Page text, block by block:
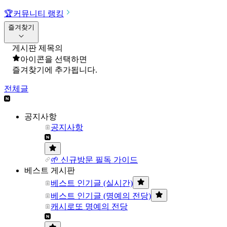
🏆커뮤니티 랭킹
즐겨찾기
게시판 제목의
아이콘을 선택하면
즐겨찾기에 추가됩니다.
전체글
공지사항
공지사항
🌱 신규방문 필독 가이드
베스트 게시판
베스트 인기글 (실시간)
베스트 인기글 (명예의 전당)
캐시로또 명예의 전당